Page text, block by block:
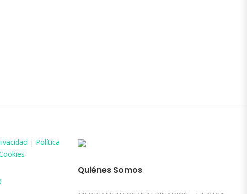
| Política
Quiénes Somos